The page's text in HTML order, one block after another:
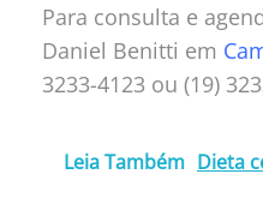
Para consulta e
Daniel Benitti em
3233-4123 ou (19)
Leia Também Dieta